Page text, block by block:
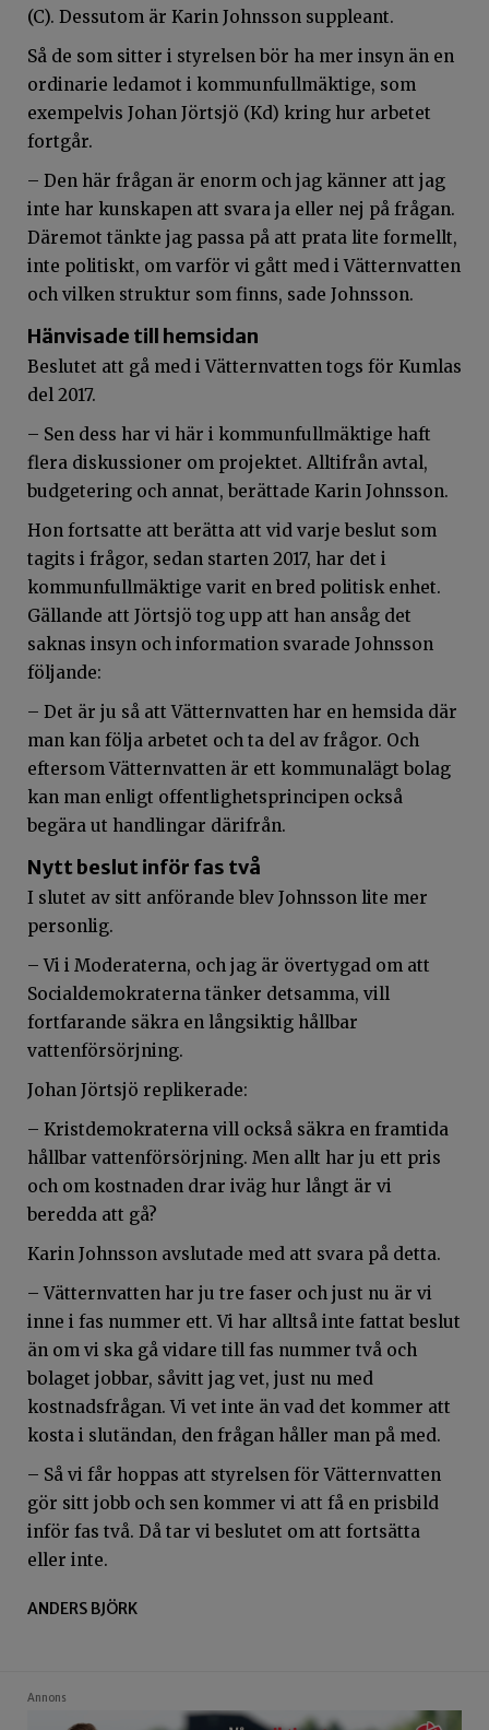
(C). Dessutom är Karin Johnsson suppleant.
Så de som sitter i styrelsen bör ha mer insyn än en
ordinarie ledamot i kommunfullmäktige, som
exempelvis Johan Jörtsjö (Kd) kring hur arbetet
fortgår.
– Den här frågan är enorm och jag känner att jag
inte har kunskapen att svara ja eller nej på frågan.
Däremot tänkte jag passa på att prata lite formellt,
inte politiskt, om varför vi gått med i Vätternvatten
och vilken struktur som finns, sade Johnsson.
Hänvisade till hemsidan
Beslutet att gå med i Vätternvatten togs för Kumlas
del 2017.
– Sen dess har vi här i kommunfullmäktige haft
flera diskussioner om projektet. Alltifrån avtal,
budgetering och annat, berättade Karin Johnsson.
Hon fortsatte att berätta att vid varje beslut som
tagits i frågor, sedan starten 2017, har det i
kommunfullmäktige varit en bred politisk enhet.
Gällande att Jörtsjö tog upp att han ansåg det
saknas insyn och information svarade Johnsson
följande:
– Det är ju så att Vätternvatten har en hemsida där
man kan följa arbetet och ta del av frågor. Och
eftersom Vätternvatten är ett kommunalägt bolag
kan man enligt offentlighetsprincipen också
begära ut handlingar därifrån.
Nytt beslut inför fas två
I slutet av sitt anförande blev Johnsson lite mer
personlig.
– Vi i Moderaterna, och jag är övertygad om att
Socialdemokraterna tänker detsamma, vill
fortfarande säkra en långsiktig hållbar
vattenförsörjning.
Johan Jörtsjö replikerade:
– Kristdemokraterna vill också säkra en framtida
hållbar vattenförsörjning. Men allt har ju ett pris
och om kostnaden drar iväg hur långt är vi
beredda att gå?
Karin Johnsson avslutade med att svara på detta.
– Vätternvatten har ju tre faser och just nu är vi
inne i fas nummer ett. Vi har alltså inte fattat beslut
än om vi ska gå vidare till fas nummer två och
bolaget jobbar, såvitt jag vet, just nu med
kostnadsfrågan. Vi vet inte än vad det kommer att
kosta i slutändan, den frågan håller man på med.
– Så vi får hoppas att styrelsen för Vätternvatten
gör sitt jobb och sen kommer vi att få en prisbild
inför fas två. Då tar vi beslutet om att fortsätta
eller inte.
ANDERS BJÖRK
Annons